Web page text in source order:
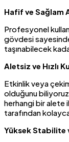
Hafif ve Sağlam
Profesyonel
gövdesi
taşınabilecek
Aletsiz ve Hızlı
Etkinlik veya
olduğunu
herhangi bir alete
tarafından
Yüksek Stabilite